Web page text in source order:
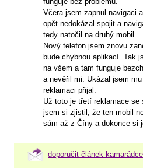
Včera jsem zapnul navigaci
opět nedokázal spojit a
tedy natočil na druhý mobil.
Nový telefon jsem znovu
bude chybnou aplikací. Tak
na všem a tam funguje
a nevěřil mi. Ukázal jsem
reklamaci přijal.
Už toto je třetí reklamace se
jsem si zjistil, že ten mobil
sám až z Číny a dokonce si
doporučit článek kamarádce